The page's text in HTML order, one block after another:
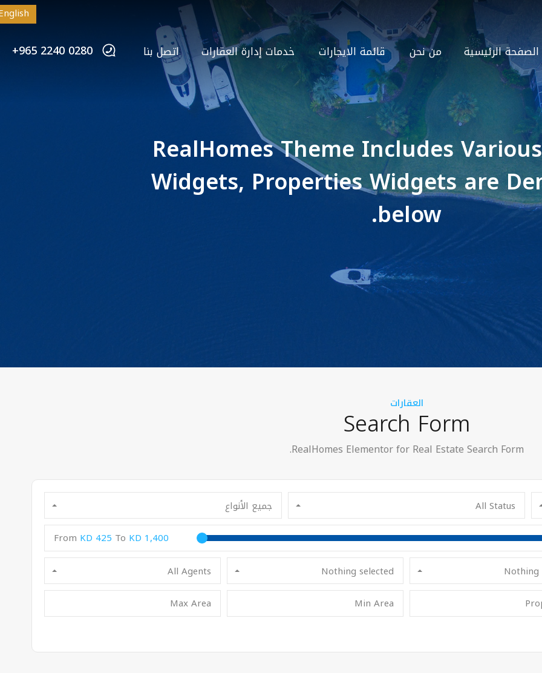
الصفحة الرئيسية من نحن قائمة الايجارات خدمات إدارة العقارات اتصل بنا +965 2240 0280
RealHomes Theme Includes
Widgets, Properties Widgets are
below.
العقارات
Search Form
RealHomes Elementor for Real Estate Search Form.
All Status
جميع الأنواع
From KD 425 To KD 1,400
Nothing
Nothing selected
All Agents